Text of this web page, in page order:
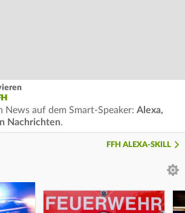
News auf dem Smart-Speaker: Alexa,
Nachrichten.
FFH ALEXA-SKILL